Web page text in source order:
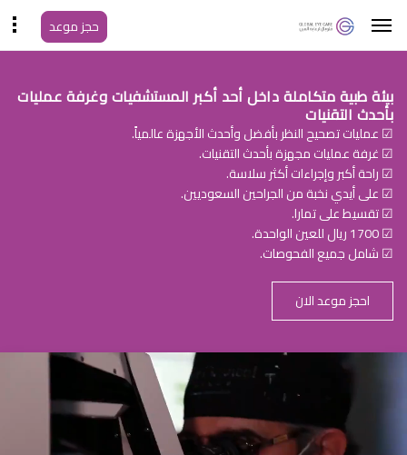
حجز موعد
بيئة طبية متكاملة داخل أحد أكبر المستشفيات وغرفة عمليات
بأحدث التقنيات
☑ عمليات تصحيح النظر بأفضل وأحدث الأجهزة عالمياً.
☑ غرفة عمليات مجهزة بأحدث التقنيات.
☑ راحة أكبر وإجراءات أكثر سلاسة.
☑ على أيدي نخبة من الجراحين السعوديين.
☑ تقسيط على تمارا.
☑ 1700 ريال للعين الواحدة.
☑ شامل جميع الفحوصات.
احجز موعد الان